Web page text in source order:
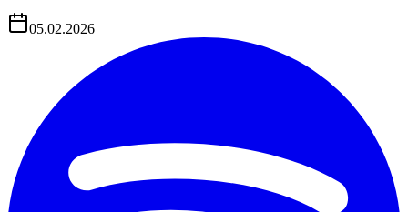
05.02.2026